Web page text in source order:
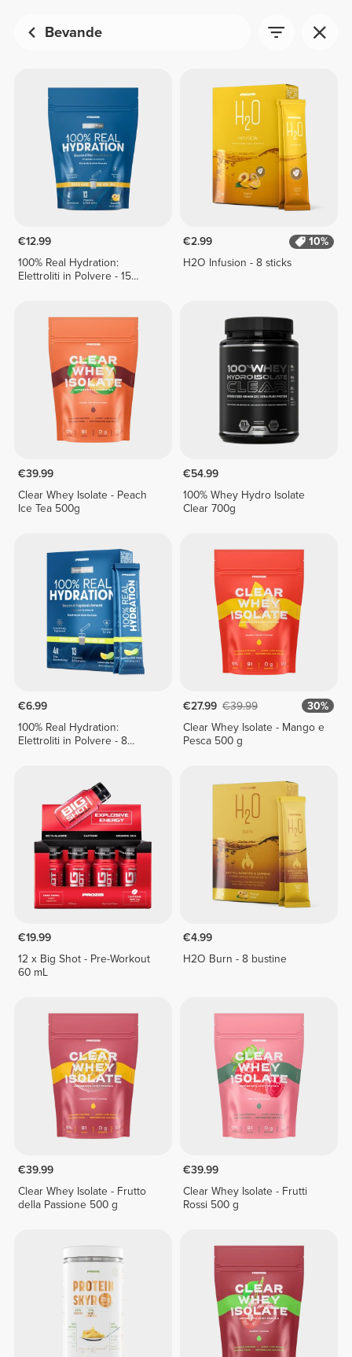
Bevande
€12.99
100% Real Hydration:
Elettroliti in Polvere - 15
€2.99
10%
H2O Infusion - 8 sticks
€39.99
Clear Whey Isolate - Peach
Ice Tea 500g
€54.99
100% Whey Hydro Isolate
Clear 700g
€6.99
100% Real Hydration:
Elettroliti in Polvere - 8
€27.99 €39.99
30%
Clear Whey Isolate - Mango e
Pesca 500 g
€19.99
12 x Big Shot - Pre-Workout
60 mL
€4.99
H2O Burn - 8 bustine
€39.99
Clear Whey Isolate - Frutto
della Passione 500 g
€39.99
Clear Whey Isolate - Frutti
Rossi 500 g